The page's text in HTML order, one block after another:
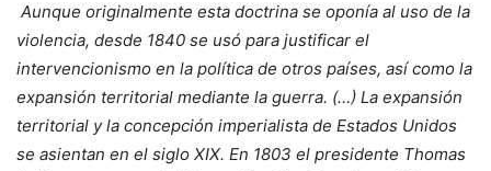
Aunque originalmente esta doctrina se oponía al uso de la
violencia, desde 1840 se usó para justificar el
intervencionismo en la política de otros países, así como la
expansión territorial mediante la guerra. (…) La expansión
territorial y la concepción imperialista de Estados Unidos
se asientan en el siglo XIX. En 1803 el presidente Thomas